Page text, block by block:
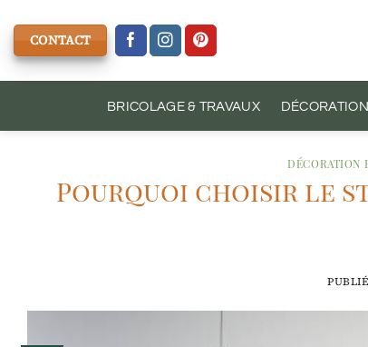
au
contenu
CONTACT
BRICOLAGE & TRAVAUX
DÉCORATION
Pourquoi choisir le